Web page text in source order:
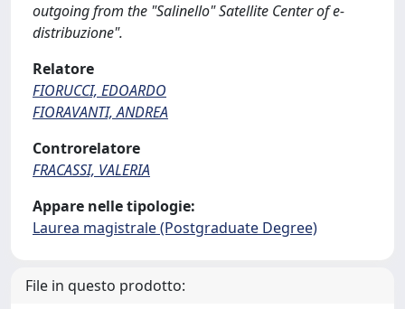
outgoing from the "Salinello" Satellite Center of e-
distribuzione".
Relatore
FIORUCCI, EDOARDO
FIORAVANTI, ANDREA
Controrelatore
FRACASSI, VALERIA
Appare nelle tipologie:
Laurea magistrale (Postgraduate Degree)
File in questo prodotto: